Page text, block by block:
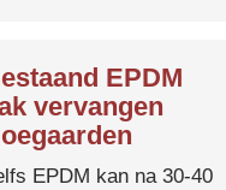
EPDM
vervangen
EPDM kan na 30-40